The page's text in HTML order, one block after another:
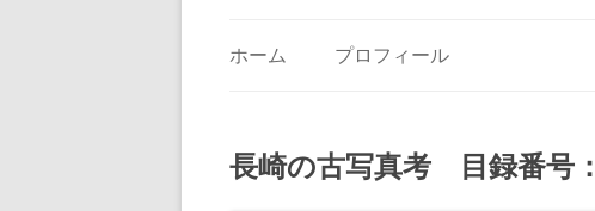
ホーム プロフィール
長崎の古写真考 目録番号